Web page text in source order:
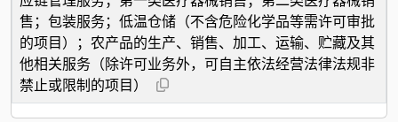
售；包装服务；低温仓储（不含危险化学品等需许可审批
的项目）；农产品的生产、销售、加工、运输、贮藏及其
他相关服务（除许可业务外，可自主依法经营法律法规非
禁止或限制的项目）